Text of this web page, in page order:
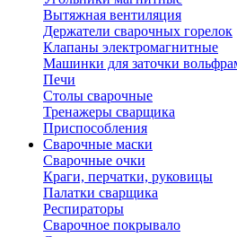
Вытяжная вентиляция
Держатели сварочных горелок
Клапаны электромагнитные
Машинки для заточки
Печи
Столы сварочные
Тренажеры сварщика
Приспособления
Сварочные маски
Сварочные очки
Краги, перчатки, руковицы
Палатки сварщика
Респираторы
Сварочное покрывало